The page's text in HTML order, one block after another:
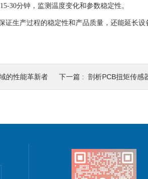
分钟，监测温度变化和参数稳定性。
生产过程的稳定性和产品质量，还能延长设
的性能革新者 下一篇 : 剖析PCB扭矩传感器